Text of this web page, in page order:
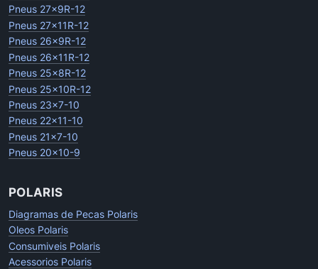
Pneus 27x9R-12
Pneus 27x11R-12
Pneus 26x9R-12
Pneus 26x11R-12
Pneus 25x8R-12
Pneus 25x10R-12
Pneus 23x7-10
Pneus 22x11-10
Pneus 21x7-10
Pneus 20x10-9
POLARIS
Diagramas de Pecas Polaris
Oleos Polaris
Consumiveis Polaris
Acessorios Polaris